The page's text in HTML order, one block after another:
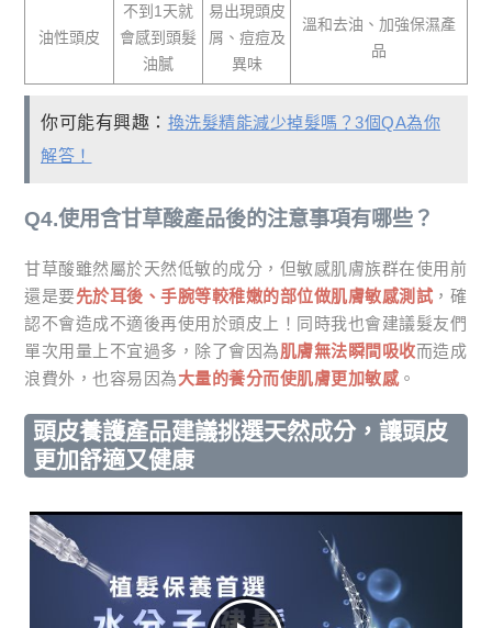
油性頭皮
不到1天就
會感到頭髮
油膩
易出現頭皮
屑、痘痘及
異味
溫和去油、加強保濕產
品
你可能有興趣： 換洗髮精能減少掉髮嗎？3個QA為你
解答！
Q4.使用含甘草酸產品後的注意事項有哪些？
甘草酸雖然屬於天然低敏的成分，但敏感肌膚族群在使用前
還是要先於耳後、手腕等較稚嫩的部位做肌膚敏感測試 ，確
認不會造成不適後再使用於頭皮上！同時我也會建議髮友們
單次用量上不宜過多，除了會因為肌膚無法瞬間吸收而造成
浪費外，也容易因為大量的養分而使肌膚更加敏感。
頭皮養護產品建議挑選天然成分，讓頭皮
更加舒適又健康